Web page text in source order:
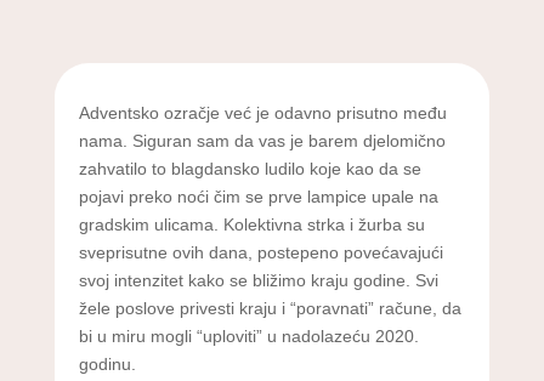
Adventsko ozračje već je odavno prisutno među
nama. Siguran sam da vas je barem djelomično
zahvatilo to blagdansko ludilo koje kao da se
pojavi preko noći čim se prve lampice upale na
gradskim ulicama. Kolektivna strka i žurba su
sveprisutne ovih dana, postepeno povećavajući
svoj intenzitet kako se bližimo kraju godine. Svi
žele poslove privesti kraju i “poravnati” račune, da
bi u miru mogli “uploviti” u nadolazeću 2020.
godinu.